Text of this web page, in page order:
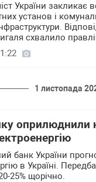
України
установ і
схвалило
1 листопада
оприлюднили
банк України
в Україні.
25% щорічно.